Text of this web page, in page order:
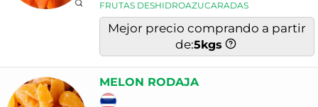
FRUTAS DESHIDROAZUCARADAS
Mejor precio comprando a partir
de:5kgs
MELON RODAJA